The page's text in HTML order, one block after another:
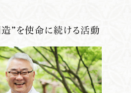
”を使命に続ける活動